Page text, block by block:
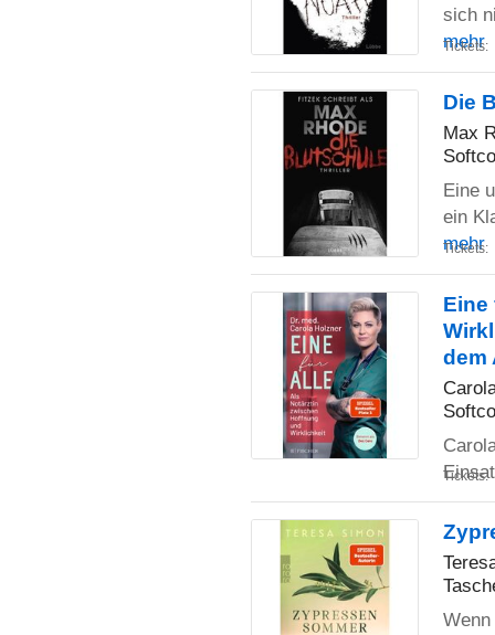
sich
mehr
Tickets:
Die
Max
Eine
ein
mehr
Tickets:
Eine
dem
Tickets: